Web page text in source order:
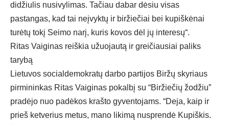
didžiulis nusivylimas. Tačiau dabar dėsiu visas
pastangas, kad tai neįvyktų ir biržiečiai bei kupiškėnai
turėtų tokį Seimo narį, kuris kovos dėl jų interesų“.
Ritas Vaiginas reiškia užuojautą ir greičiausiai paliks
tarybą
Lietuvos socialdemokratų darbo partijos Biržų skyriaus
pirmininkas Ritas Vaiginas pokalbį su “Biržiečių žodžiu”
pradėjo nuo padėkos krašto gyventojams. “Deja, kaip ir
prieš ketverius metus, mano likimą nusprendė Kupiškis.